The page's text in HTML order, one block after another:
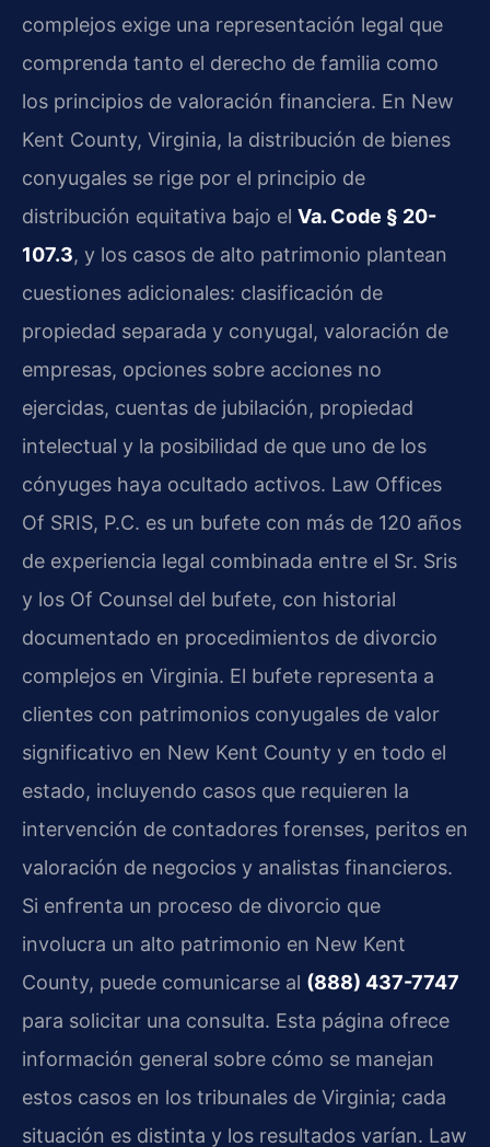
complejos exige una representación legal que
comprenda tanto el derecho de familia como
los principios de valoración financiera. En New
Kent County, Virginia, la distribución de bienes
conyugales se rige por el principio de
distribución equitativa bajo el Va. Code § 20-
107.3, y los casos de alto patrimonio plantean
cuestiones adicionales: clasificación de
propiedad separada y conyugal, valoración de
empresas, opciones sobre acciones no
ejercidas, cuentas de jubilación, propiedad
intelectual y la posibilidad de que uno de los
cónyuges haya ocultado activos. Law Offices
Of SRIS, P.C. es un bufete con más de 120 años
de experiencia legal combinada entre el Sr. Sris
y los Of Counsel del bufete, con historial
documentado en procedimientos de divorcio
complejos en Virginia. El bufete representa a
clientes con patrimonios conyugales de valor
significativo en New Kent County y en todo el
estado, incluyendo casos que requieren la
intervención de contadores forenses, peritos en
valoración de negocios y analistas financieros.
Si enfrenta un proceso de divorcio que
involucra un alto patrimonio en New Kent
County, puede comunicarse al (888) 437-7747
para solicitar una consulta. Esta página ofrece
información general sobre cómo se manejan
estos casos en los tribunales de Virginia; cada
situación es distinta y los resultados varían. Law